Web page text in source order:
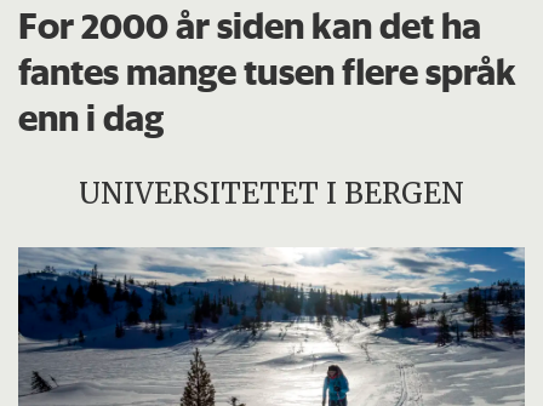
For 2000 år siden kan det ha
fantes mange tusen flere språk
enn i dag
UNIVERSITETET I BERGEN